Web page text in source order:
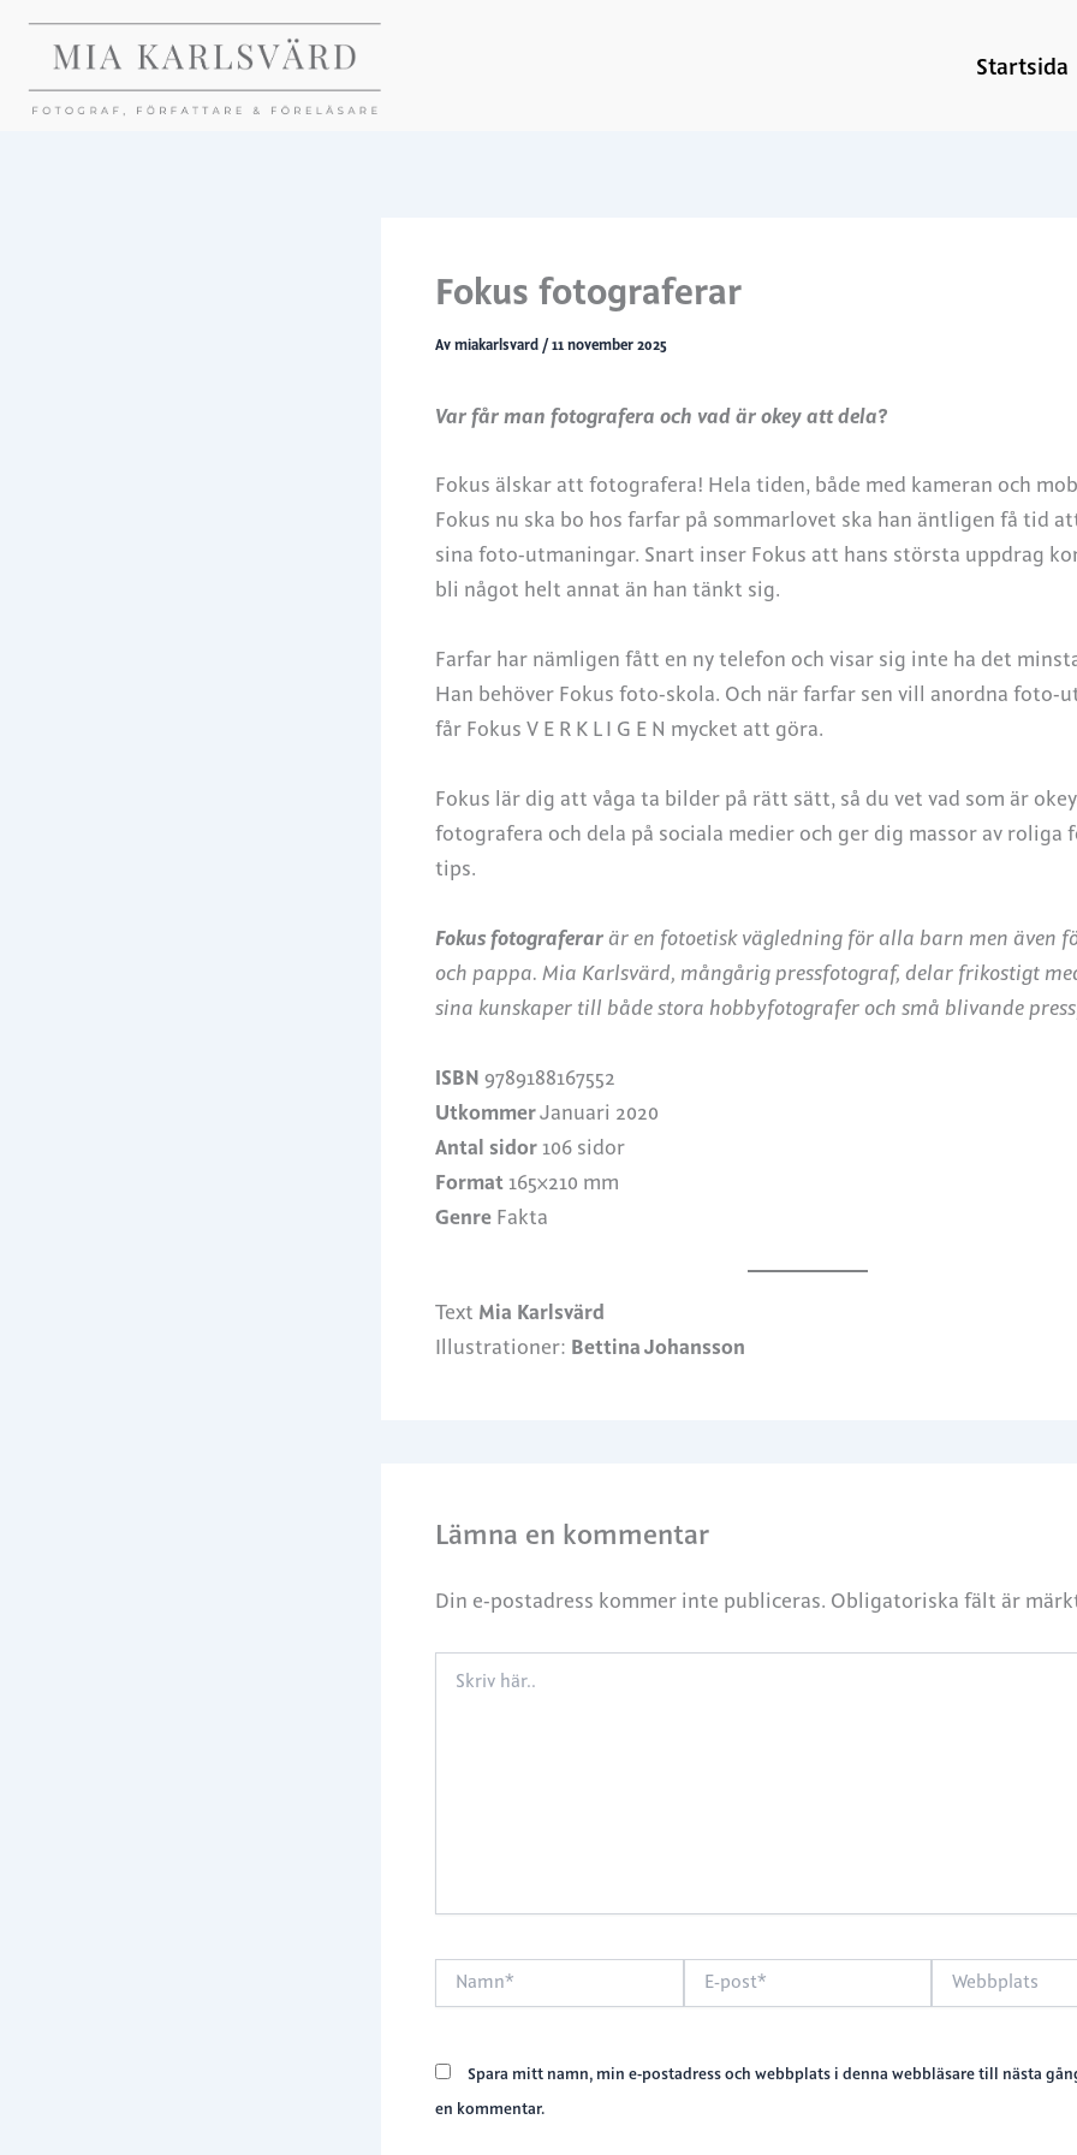
Hoppa
innehåll
Startsida
Fokus fotograferar
Avmiakarlsvard/11 november 2025
Var får man fotografera och vad är okey att dela?
Fokus älskar att fotografera! Hela tiden, både med kameran och
Fokus nu ska bo hos farfar på sommarlovet ska han äntligen få tid
sina foto-utmaningar. Snart inser Fokus att hans största uppdrag
bli något helt annat än han tänkt sig.
Farfar har nämligen fått en ny telefon och visar sig inte ha det
Han behöver Fokus foto-skola. Och när farfar sen vill anordna foto-
får Fokus V E R K L I G E N mycket att göra.
Fokus lär dig att våga ta bilder på rätt sätt, så du vet vad som är
fotografera och dela på sociala medier och ger dig massor av roliga
tips.
Fokus fotograferarär en fotoetisk vägledning för alla barn men även
och pappa. Mia Karlsvärd, mångårig pressfotograf, delar frikostigt
sina kunskaper till både stora hobbyfotografer och små blivande
ISBN 9789188167552
UtkommerJanuari 2020
Antal sidor 106 sidor
Format 165×210 mm
Genre Fakta
Text Mia Karlsvärd
Illustrationer: Bettina Johansson
Lämna en kommentar
Din e-postadress kommer inte publiceras. Obligatoriska fält är
här..
post*
Webbplats
Spara mitt namn, min e-postadress och webbplats i denna webbläsare till nästa
en kommentar.